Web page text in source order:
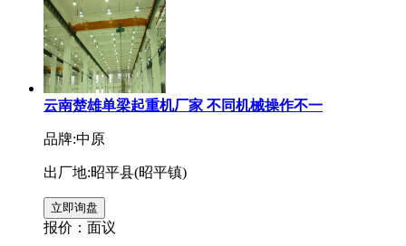
云南楚雄单梁起重机厂家 不同机械操作不一
品牌:中原
出厂地:昭平县(昭平镇)
报价： 面议